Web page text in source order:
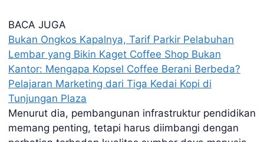
BACA JUGA
Bukan Ongkos Kapalnya, Tarif Parkir Pelabuhan
Lembar yang Bikin Kaget Coffee Shop Bukan
Kantor: Mengapa Kopsel Coffee Berani Berbeda?
Pelajaran Marketing dari Tiga Kedai Kopi di
Tunjungan Plaza
Menurut dia, pembangunan infrastruktur pendidikan
memang penting, tetapi harus diimbangi dengan